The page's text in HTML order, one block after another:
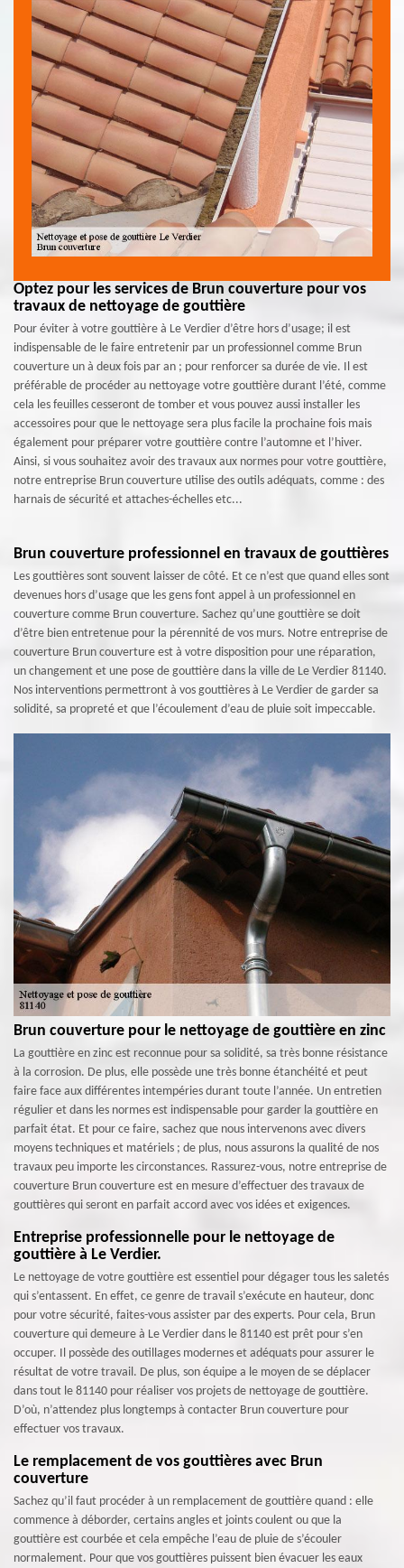
Optez pour les services de Brun couverture pour vos
travaux de nettoyage de gouttière
Pour éviter à votre gouttière à Le Verdier d’être hors d’usage; il est
indispensable de le faire entretenir par un professionnel comme Brun
couverture un à deux fois par an ; pour renforcer sa durée de vie. Il est
préférable de procéder au nettoyage votre gouttière durant l’été, comme
cela les feuilles cesseront de tomber et vous pouvez aussi installer les
accessoires pour que le nettoyage sera plus facile la prochaine fois mais
également pour préparer votre gouttière contre l’automne et l’hiver.
Ainsi, si vous souhaitez avoir des travaux aux normes pour votre gouttière,
notre entreprise Brun couverture utilise des outils adéquats, comme : des
harnais de sécurité et attaches-échelles etc...
Brun couverture professionnel en travaux de gouttières
Les gouttières sont souvent laisser de côté. Et ce n’est que quand elles sont
devenues hors d’usage que les gens font appel à un professionnel en
couverture comme Brun couverture. Sachez qu’une gouttière se doit
d’être bien entretenue pour la pérennité de vos murs. Notre entreprise de
couverture Brun couverture est à votre disposition pour une réparation,
un changement et une pose de gouttière dans la ville de Le Verdier 81140.
Nos interventions permettront à vos gouttières à Le Verdier de garder sa
solidité, sa propreté et que l’écoulement d’eau de pluie soit impeccable.
Brun couverture pour le nettoyage de gouttière en zinc
La gouttière en zinc est reconnue pour sa solidité, sa très bonne résistance
à la corrosion. De plus, elle possède une très bonne étanchéité et peut
faire face aux différentes intempéries durant toute l’année. Un entretien
régulier et dans les normes est indispensable pour garder la gouttière en
parfait état. Et pour ce faire, sachez que nous intervenons avec divers
moyens techniques et matériels ; de plus, nous assurons la qualité de nos
travaux peu importe les circonstances. Rassurez-vous, notre entreprise de
couverture Brun couverture est en mesure d’effectuer des travaux de
gouttières qui seront en parfait accord avec vos idées et exigences.
Entreprise professionnelle pour le nettoyage de
gouttière à Le Verdier.
Le nettoyage de votre gouttière est essentiel pour dégager tous les saletés
qui s’entassent. En effet, ce genre de travail s’exécute en hauteur, donc
pour votre sécurité, faites-vous assister par des experts. Pour cela, Brun
couverture qui demeure à Le Verdier dans le 81140 est prêt pour s’en
occuper. Il possède des outillages modernes et adéquats pour assurer le
résultat de votre travail. De plus, son équipe a le moyen de se déplacer
dans tout le 81140 pour réaliser vos projets de nettoyage de gouttière.
D’où, n’attendez plus longtemps à contacter Brun couverture pour
effectuer vos travaux.
Le remplacement de vos gouttières avec Brun
couverture
Sachez qu’il faut procéder à un remplacement de gouttière quand : elle
commence à déborder, certains angles et joints coulent ou que la
gouttière est courbée et cela empêche l’eau de pluie de s’écouler
normalement. Pour que vos gouttières puissent bien évacuer les eaux